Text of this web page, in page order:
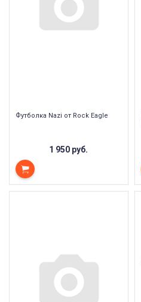
Футболка Nazi от Rock Eagle
1 950 руб.